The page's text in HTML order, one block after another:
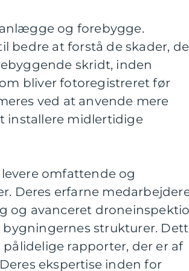
og forebygge.
bedre at forstå de skader,
skridt, inden
bliver fotoregistreret før
ved at anvende mere
installere midlertidige
omfattende og
Deres erfarne
og avanceret
strukturer.
rapporter, der er af
ekspertise inden for